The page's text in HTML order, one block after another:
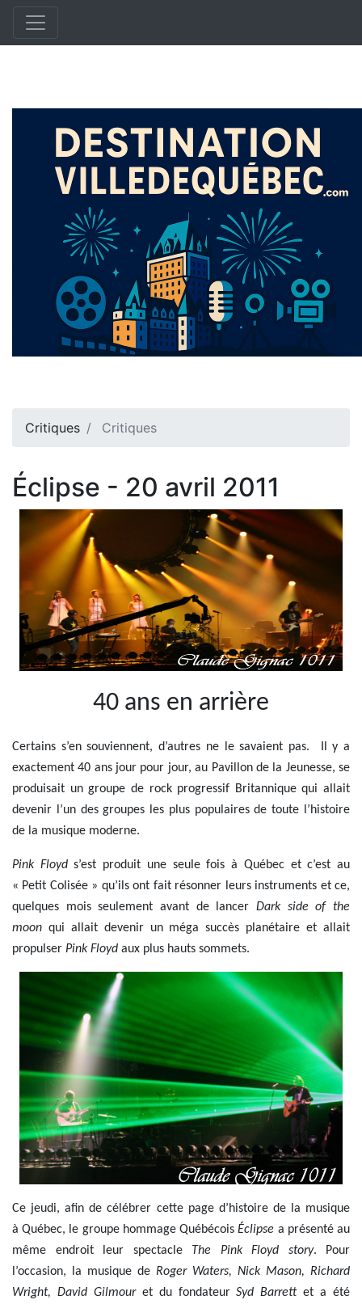
Critiques Critiques
Éclipse - 20 avril 2011
40 ans en arrière
Certains s’en souviennent, d’autres ne le savaient pas. Il y a
exactement 40 ans jour pour jour, au Pavillon de la Jeunesse, se
produisait un groupe de rock progressif Britannique qui allait
devenir l’un des groupes les plus populaires de toute l’histoire
de la musique moderne.
Pink Floyds’est produit une seule fois à Québec et c’est au
« Petit Colisée » qu’ils ont fait résonner leurs instruments et ce,
quelques mois seulement avant de lancer Dark side of the
moon qui allait devenir un méga succès planétaire et allait
propulser Pink Floyd aux plus hauts sommets.
Ce jeudi, afin de célébrer cette page d’histoire de la musique
à Québec, le groupe hommage QuébécoisÉclipse a présenté au
même endroit leur spectacle The Pink Floyd story. Pour
l’occasion, la musique de Roger Waters, Nick Mason, Richard
Wright, David Gilmouret du fondateurSyd Barrettet a été